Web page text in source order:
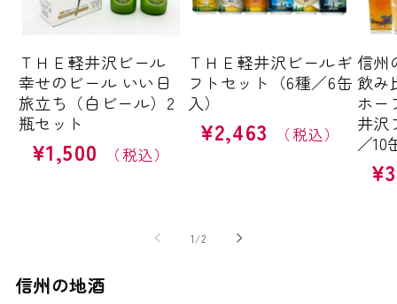
ＴＨＥ軽井沢ビール
幸せのビール いい日
旅立ち（白ビール）2
瓶セット
通
¥1,500
ＴＨＥ軽井沢ビールギ
フトセット（6種／6缶
入）
通
¥2,463
信州
飲み
ホー
井沢
／10
通
1/の2
信州の地酒